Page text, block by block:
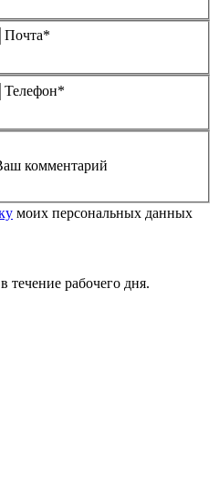
Почта*
Телефон*
комментарий
моих персональных данных
течение рабочего дня.